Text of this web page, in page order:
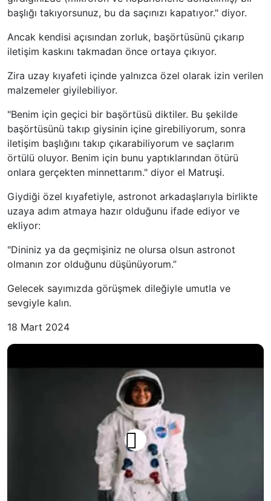
başlığı takıyorsunuz, bu da saçınızı kapatıyor." diyor.
Ancak kendisi açısından zorluk, başörtüsünü çıkarıp
iletişim kaskını takmadan önce ortaya çıkıyor.
Zira uzay kıyafeti içinde yalnızca özel olarak izin verilen
malzemeler giyilebiliyor.
"Benim için geçici bir başörtüsü diktiler. Bu şekilde
başörtüsünü takıp giysinin içine girebiliyorum, sonra
iletişim başlığını takıp çıkarabiliyorum ve saçlarım
örtülü oluyor. Benim için bunu yaptıklarından ötürü
onlara gerçekten minnettarım." diyor el Matruşi.
Giydiği özel kıyafetiyle, astronot arkadaşlarıyla birlikte
uzaya adım atmaya hazır olduğunu ifade ediyor ve
ekliyor:
"Dininiz ya da geçmişiniz ne olursa olsun astronot
olmanın zor olduğunu düşünüyorum.”
Gelecek sayımızda görüşmek dileğiyle umutla ve
sevgiyle kalın.
18 Mart 2024